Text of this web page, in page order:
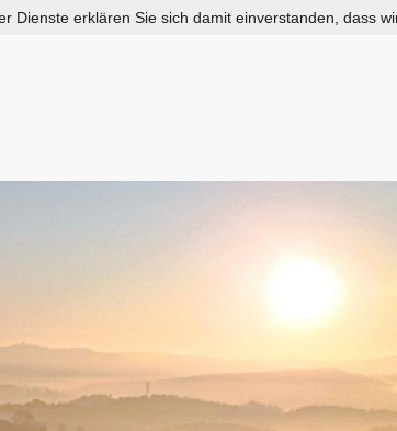
erklären Sie sich damit einverstanden, dass